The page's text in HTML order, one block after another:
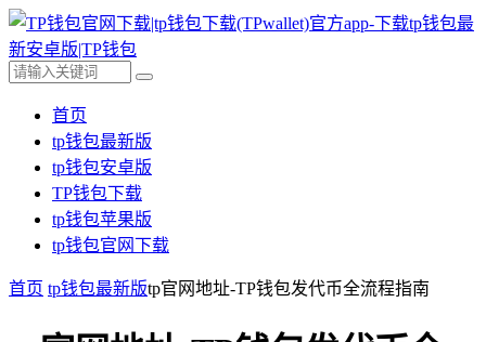
首页
tp钱包最新版
tp钱包安卓版
TP钱包下载
tp钱包苹果版
tp钱包官网下载
首页 tp钱包最新版tp官网地址-TP钱包发代币全流程指南